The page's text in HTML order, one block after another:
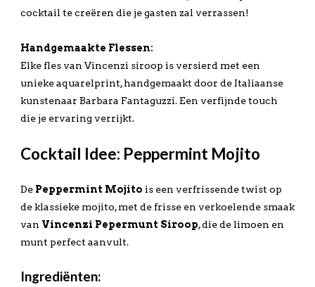
cocktail te creëren die je gasten zal verrassen!
Handgemaakte Flessen:
Elke fles van Vincenzi siroop is versierd met een
unieke aquarelprint, handgemaakt door de Italiaanse
kunstenaar Barbara Fantaguzzi. Een verfijnde touch
die je ervaring verrijkt.
Cocktail Idee: Peppermint Mojito
De Peppermint Mojito is een verfrissende twist op
de klassieke mojito, met de frisse en verkoelende smaak
van Vincenzi Pepermunt Siroop, die de limoen en
munt perfect aanvult.
Ingrediënten: